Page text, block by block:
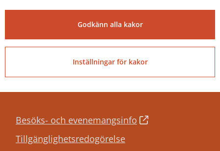
PEPPOL ID:
0007:2120001660
Besöks- och evenemangsinfo
Tillgänglighetsredogörelse
Godkänn alla kakor
Inställningar för kakor